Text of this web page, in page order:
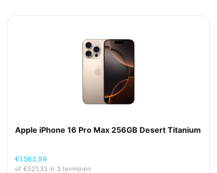
Apple iPhone 16 Pro Max 256GB Desert Titanium
€1.563,99
of €521,33 in 3 termijnen